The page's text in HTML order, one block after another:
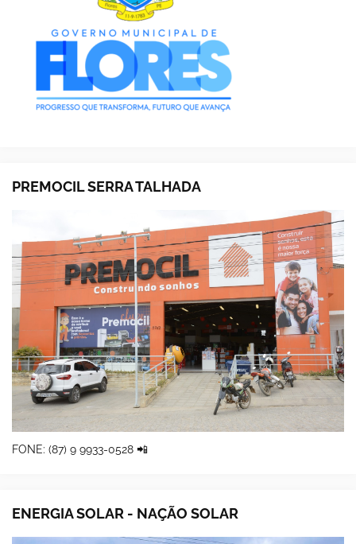
PREMOCIL SERRA TALHADA
FONE: (87) 9 9933-0528 📲
ENERGIA SOLAR - NAÇÃO SOLAR